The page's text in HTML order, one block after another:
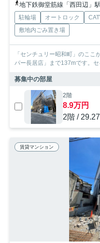
地下鉄御堂筋線「西田辺」
駐輪場 オートロック
敷地内ごみ置き場
「センチュリー昭和町」のこ
パー長居店」まで137mです。
募集中の部屋
2階
8.9万円
2階 /
賃貸マンション